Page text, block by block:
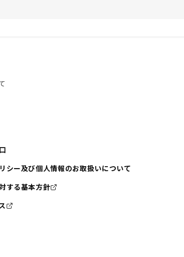
シー及び個人情報のお取扱いについて
する基本方針